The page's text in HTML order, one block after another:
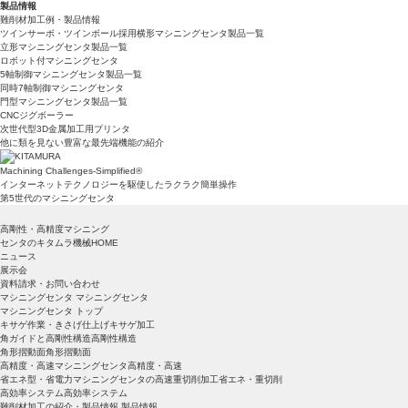
製品情報
難削材加工例・製品情報
ツインサーボ・ツインボール採用横形マシニングセンタ製品一覧
立形マシニングセンタ製品一覧
ロボット付マシニングセンタ
5軸制御マシニングセンタ製品一覧
同時7軸制御マシニングセンタ
門型マシニングセンタ製品一覧
CNCジグボーラー
次世代型3D金属加工用プリンタ
他に類を見ない豊富な最先端機能の紹介
Machining Challenges-Simplified®
インターネットテクノロジーを駆使したラクラク簡単操作
第5世代のマシニングセンタ
高剛性・高精度マシニング
センタのキタムラ機械HOME
ニュース
展示会
資料請求・お問い合わせ
マシニングセンタ マシニングセンタ
マシニングセンタ トップ
キサゲ作業・きさげ仕上げキサゲ加工
角ガイドと高剛性構造高剛性構造
角形摺動面角形摺動面
高精度・高速マシニングセンタ高精度・高速
省エネ型・省電力マシニングセンタの高速重切削加工省エネ・重切削
高効率システム高効率システム